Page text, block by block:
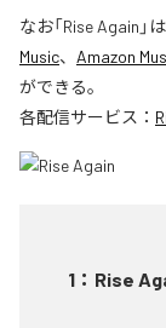
なお「Rise Again 」は
Music、 Amazon
ができる。
各配信サービス：
1 ： Rise